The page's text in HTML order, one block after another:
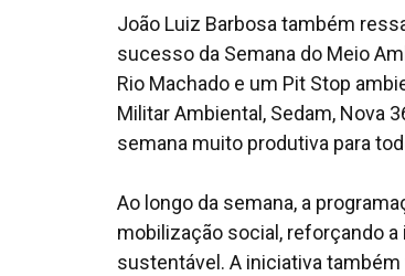
João Luiz Barbosa também
sucesso da Semana do Meio
Rio Machado e um Pit Stop
Militar Ambiental, Sedam, Nova
semana muito produtiva para
Ao longo da semana, a
mobilização social, reforçando
sustentável. A iniciativa